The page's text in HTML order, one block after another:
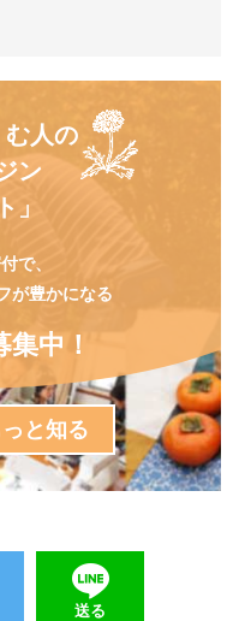
む人の
ン
」
で、
が豊かになる
中！
と知る
送る